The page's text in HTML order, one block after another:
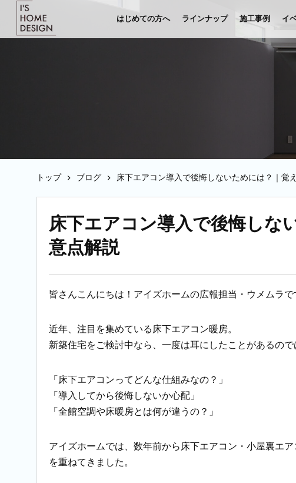
はじめての方へ ラインナップ 施工事例 イ
トップ ブログ 床下エアコン導入で後悔しないためには？｜覚
床下エアコン導入で後悔しな
意点解説
皆さんこんにちは！アイズホームの広報担当・ウメムラで
近年、注目を集めている床下エアコン暖房。
新築住宅をご検討中なら、一度は耳にしたことがあるので
「床下エアコンってどんな仕組みなの？」
「導入してから後悔しないか心配」
「全館空調や床暖房とは何が違うの？」
アイズホームでは、数年前から床下エアコン・小屋裏エ
を重ねてきました。